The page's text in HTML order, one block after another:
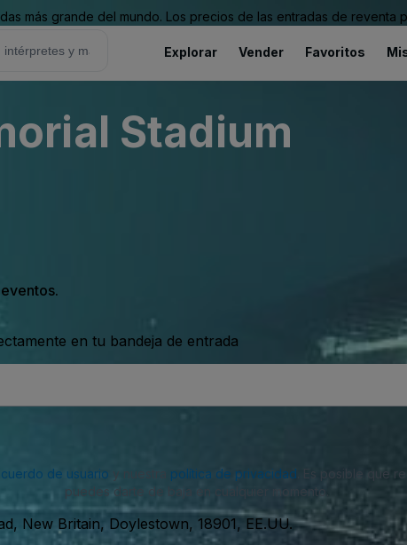
más grande del mundo. Los precios de las entradas de
Explorar Vender Favoritos
Stadium
en tu bandeja de entrada
de usuario política de privacidad . Es posible que
puedes darte de baja en cualquier momento.
New Britain, Doylestown, 18901, EE.UU.